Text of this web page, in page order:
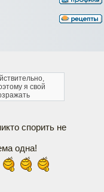
я свой
спорить не
одна!